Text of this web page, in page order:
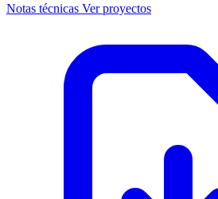
Notas técnicas Ver proyectos